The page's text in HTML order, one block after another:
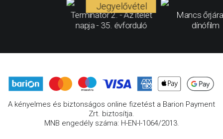
Terminátor 2. - Az ítélet
napja - 35. évforduló
Jegyelővétel
Mancs
dínófilm
A kényelmes és biztonságos online fizetést a Barion Payment
Zrt. biztosítja.
MNB engedély száma: H-EN-I-1064/2013.